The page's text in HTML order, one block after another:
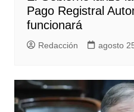
Pago Registral
funcionará
Redacción agosto